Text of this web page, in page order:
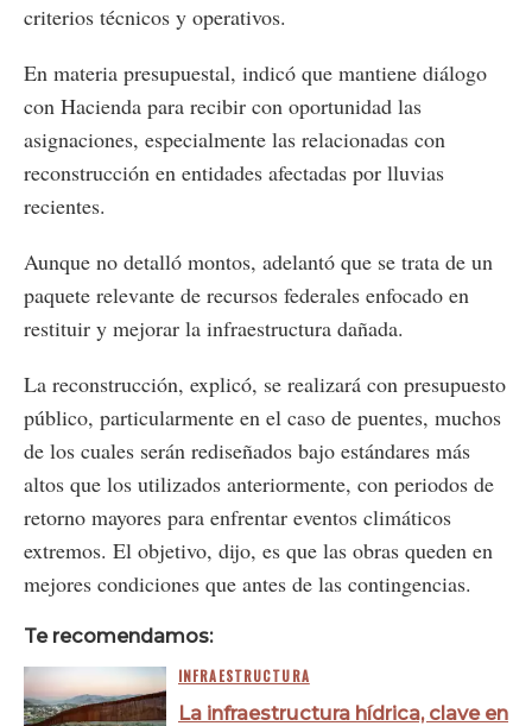
criterios técnicos y operativos.
En materia presupuestal, indicó que mantiene diálogo
con Hacienda para recibir con oportunidad las
asignaciones, especialmente las relacionadas con
reconstrucción en entidades afectadas por lluvias
recientes.
Aunque no detalló montos, adelantó que se trata de un
paquete relevante de recursos federales enfocado en
restituir y mejorar la infraestructura dañada.
La reconstrucción, explicó, se realizará con presupuesto
público, particularmente en el caso de puentes, muchos
de los cuales serán rediseñados bajo estándares más
altos que los utilizados anteriormente, con periodos de
retorno mayores para enfrentar eventos climáticos
extremos. El objetivo, dijo, es que las obras queden en
mejores condiciones que antes de las contingencias.
Te recomendamos:
INFRAESTRUCTURA
La infraestructura hídrica, clave en